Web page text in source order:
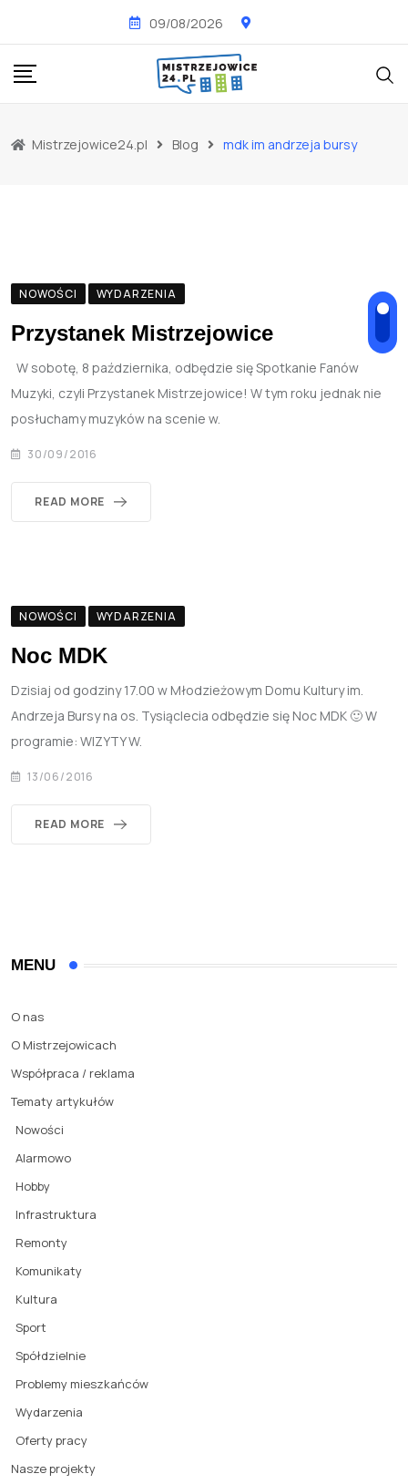
content
09/08/2026
Mistrzejowice24.pl Blog mdk im andrzeja bursy
NOWOŚCI WYDARZENIA
Przystanek Mistrzejowice
W sobotę, 8 października, odbędzie się Spotkanie Fanów
Muzyki, czyli Przystanek Mistrzejowice! W tym roku jednak nie
posłuchamy muzyków na scenie w.
30/09/2016
READ MORE
NOWOŚCI WYDARZENIA
Noc MDK
Dzisiaj od godziny 17.00 w Młodzieżowym Domu Kultury im.
Andrzeja Bursy na os. Tysiąclecia odbędzie się Noc MDK 🙂 W
programie: WIZYTY W.
13/06/2016
READ MORE
MENU
O nas
O Mistrzejowicach
Współpraca / reklama
Tematy artykułów
Nowości
Alarmowo
Hobby
Infrastruktura
Remonty
Komunikaty
Kultura
Sport
Spółdzielnie
Problemy mieszkańców
Wydarzenia
Oferty pracy
Nasze projekty